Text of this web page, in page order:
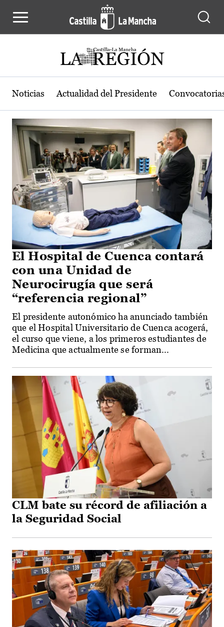
Actualidad de la región de Castilla-
Noticias Actualidad del Presidente
El Hospital de Cuenca contará
con una Unidad de
Neurocirugía que será
“referencia regional”
El presidente autonómico ha anunciado también
que el Hospital Universitario de Cuenca acogerá,
el curso que viene, a los primeros estudiantes de
Medicina que actualmente se forman...
CLM bate su récord de afiliación a
la Seguridad Social